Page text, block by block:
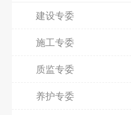
建设专委
施工专委
质监专委
养护专委